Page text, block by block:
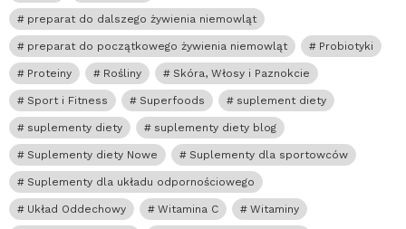
preparat do dalszego żywienia niemowląt
preparat do początkowego żywienia niemowląt Probiotyki
Proteiny Rośliny Skóra, Włosy i Paznokcie
Sport i Fitness Superfoods suplement diety
suplementy diety suplementy diety blog
Suplementy diety Nowe Suplementy dla sportowców
Suplementy dla układu odpornościowego
Układ Oddechowy Witamina C Witaminy